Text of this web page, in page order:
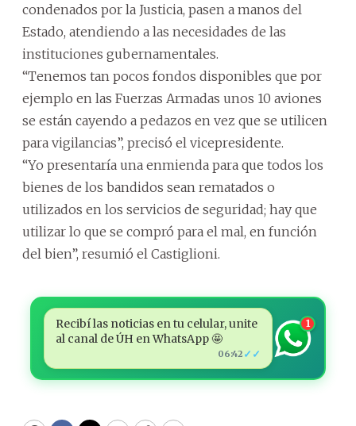
condenados por la Justicia, pasen a manos del
Estado, atendiendo a las necesidades de las
instituciones gubernamentales.
“Tenemos tan pocos fondos disponibles que por
ejemplo en las Fuerzas Armadas unos 10 aviones
se están cayendo a pedazos en vez que se utilicen
para vigilancias”, precisó el vicepresidente.
“Yo presentaría una enmienda para que todos los
bienes de los bandidos sean rematados o
utilizados en los servicios de seguridad; hay que
utilizar lo que se compró para el mal, en función
del bien”, resumió el Castiglioni.
Recibí las noticias en tu celular, unite
al canal de ÚH en WhatsApp 🤩
06:42 ✓✓
1